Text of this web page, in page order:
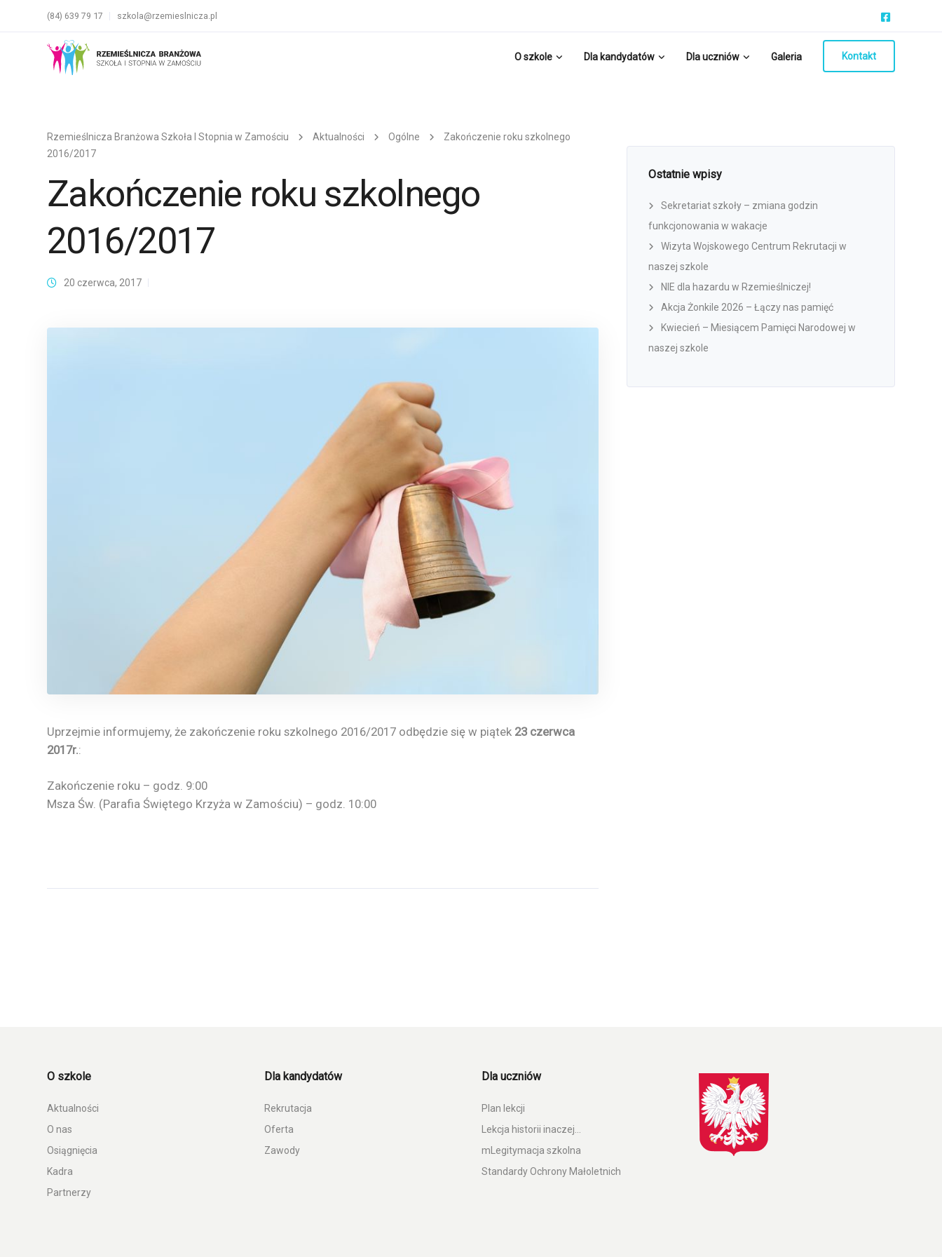
(84) 639 79 17 szkola@rzemieslnicza.pl
O szkole Dla kandydatów Dla uczniów Galeria Kontakt
Rzemieślnicza Branżowa Szkoła I Stopnia w Zamościu Aktualności Ogólne
Zakończenie roku szkolnego
2016/2017
Zakończenie roku szkolnego
2016/2017
20 czerwca, 2017
Uprzejmie informujemy, że zakończenie roku szkolnego 2016/2017 odbędzie się w piątek 23 czerwca
2017r.:
Zakończenie roku – godz. 9:00
Msza Św. (Parafia Świętego Krzyża w Zamościu) – godz. 10:00
Ostatnie wpisy
Sekretariat szkoły – zmiana godzin
funkcjonowania w wakacje
Wizyta Wojskowego Centrum Rekrutacji w
naszej szkole
NIE dla hazardu w Rzemieślniczej!
Akcja Żonkile 2026 – Łączy nas pamięć
Kwiecień – Miesiącem Pamięci Narodowej w
naszej szkole
O szkole
Aktualności
O nas
Osiągnięcia
Kadra
Partnerzy
Dla kandydatów
Rekrutacja
Oferta
Zawody
Dla uczniów
Plan lekcji
Lekcja historii inaczej…
mLegitymacja szkolna
Standardy Ochrony Małoletnich